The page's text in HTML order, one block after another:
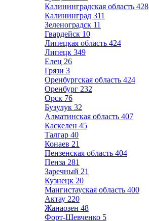
Калининградская область 428
Калининград 311
Зеленоградск 11
Гвардейск 10
Липецкая область 424
Липецк 349
Елец 26
Грязи 3
Оренбургская область 424
Оренбург 232
Орск 76
Бузулук 32
Алматинская область 407
Каскелен 45
Талгар 40
Конаев 21
Пензенская область 404
Пенза 281
Заречный 21
Кузнецк 20
Мангистауская область 400
Актау 220
Жанаозен 48
Форт-Шевченко 5